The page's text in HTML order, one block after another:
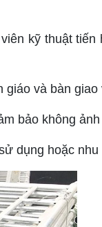
kỹ thuật tiến
giáo và bàn
bảo không
dụng hoặc